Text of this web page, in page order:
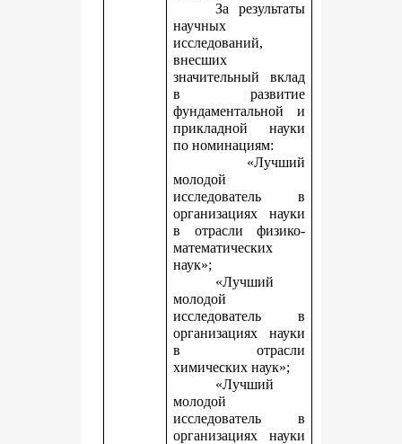
За результаты
научных
исследований,
внесших
значительный вклад
в развитие
фундаментальной и
прикладной науки
по номинациям:
«Лучший
молодой
исследователь в
организациях науки
в отрасли физико-
математических
наук»;
«Лучший
молодой
исследователь в
организациях науки
в отрасли
химических наук»;
«Лучший
молодой
исследователь в
организациях науки